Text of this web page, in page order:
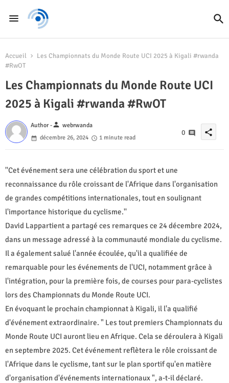
Accueil
Les Championnats du Monde Route UCI 2025 à Kigali #rwanda
#RwOT
Les Championnats du Monde Route UCI
2025 à Kigali #rwanda #RwOT
Author -person webrwanda
décembre 26, 2024
1 minute read
0 share
''Cet événement sera une célébration du sport et une
reconnaissance du rôle croissant de l'Afrique dans l'organisation
de grandes compétitions internationales, tout en soulignant
l'importance historique du cyclisme.''
David Lappartient a partagé ces remarques ce 24 décembre 2024,
dans un message adressé à la communauté mondiale du cyclisme.
Il a également salué l'année écoulée, qu'il a qualifiée de
remarquable pour les événements de l'UCI, notamment grâce à
l'intégration, pour la première fois, de courses pour para-cyclistes
lors des Championnats du Monde Route UCI.
En évoquant le prochain championnat à Kigali, il l'a qualifié
d'événement extraordinaire. " Les tout premiers Championnats du
Monde Route UCI auront lieu en Afrique. Cela se déroulera à Kigali
en septembre 2025. Cet événement reflètera le rôle croissant de
l'Afrique dans le cyclisme, tant sur le plan sportif qu'en matière
d'organisation d'événements internationaux ", a-t-il déclaré.